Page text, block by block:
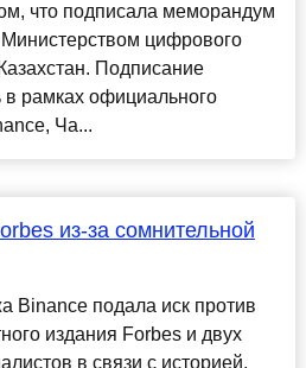
что подписала меморандум
цифрового
Подписание
в рамках официального
Ча...
из-за сомнительной
Binance подала иск против
издания Forbes и двух
в связи с историей,